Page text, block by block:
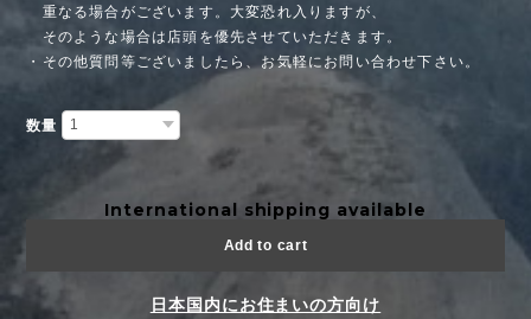
重なる場合がございます。大変恐れ入りますが、
そのような場合は店頭を優先させていただきます。
・その他質問等ございましたら、お気軽にお問い合わせ下さい。
数量
International shipping available
Add to cart
日本国内にお住まいの方向け